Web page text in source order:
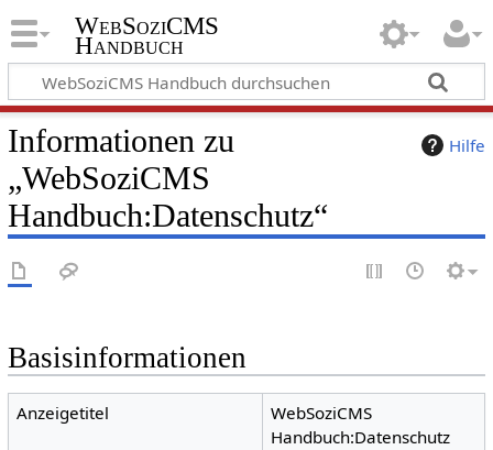
WebSoziCMS
Handbuch
Hilfe
Informationen zu
„WebSoziCMS
Handbuch:Datenschutz“
Basisinformationen
Anzeigetitel
WebSoziCMS
Handbuch:Datenschutz